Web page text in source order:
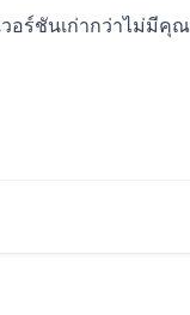
วอร์ชันเก่ากว่าไม่มีคุ